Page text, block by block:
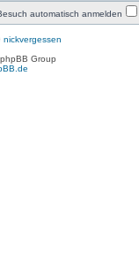
automatisch anmelden
nickvergessen
Group